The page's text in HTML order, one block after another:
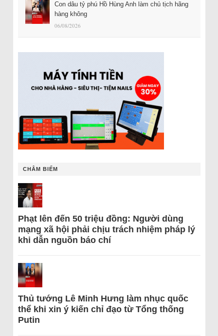
Con dâu tỷ phú Hồ Hùng Anh làm chủ tịch hãng
hàng không
06/08/2026
CHÂM BIẾM
Phạt lên đến 50 triệu đồng: Người dùng
mạng xã hội phải chịu trách nhiệm pháp lý
khi dẫn nguồn báo chí
Thủ tướng Lê Minh Hưng làm nhục quốc
thể khi xin ý kiến chỉ đạo từ Tổng thống
Putin